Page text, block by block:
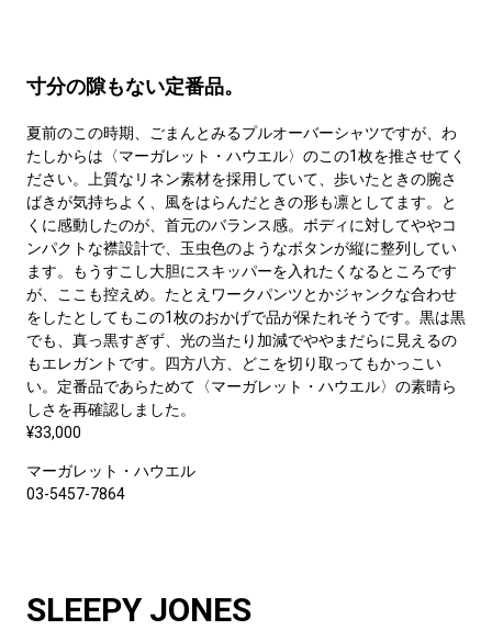
寸分の隙もない定番品。
夏前のこの時期、ごまんとみるプルオーバーシャツですが、わ
たしからは〈マーガレット・ハウエル〉のこの1枚を推させてく
ださい。上質なリネン素材を採用していて、歩いたときの腕さ
ばきが気持ちよく、風をはらんだときの形も凛としてます。と
くに感動したのが、首元のバランス感。ボディに対してややコ
ンパクトな襟設計で、玉虫色のようなボタンが縦に整列してい
ます。もうすこし大胆にスキッパーを入れたくなるところです
が、ここも控えめ。たとえワークパンツとかジャンクな合わせ
をしたとしてもこの1枚のおかげで品が保たれそうです。黒は黒
でも、真っ黒すぎず、光の当たり加減でややまだらに見えるの
もエレガントです。四方八方、どこを切り取ってもかっこい
い。定番品であらためて〈マーガレット・ハウエル〉の素晴ら
しさを再確認しました。
¥33,000
マーガレット・ハウエル
03-5457-7864
SLEEPY JONES